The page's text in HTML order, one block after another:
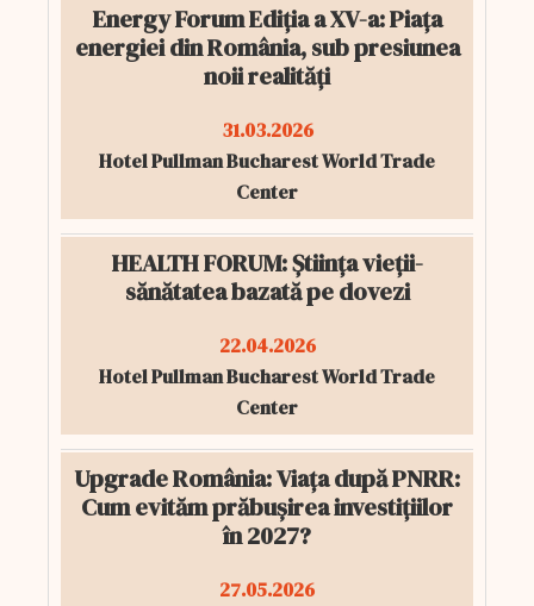
Energy Forum Ediția a XV-a: Piața
energiei din România, sub presiunea
noii realități
31.03.2026
Hotel Pullman Bucharest World Trade
Center
HEALTH FORUM: Știința vieții-
sănătatea bazată pe dovezi
22.04.2026
Hotel Pullman Bucharest World Trade
Center
Upgrade România: Viața după PNRR:
Cum evităm prăbușirea investițiilor
în 2027?
27.05.2026